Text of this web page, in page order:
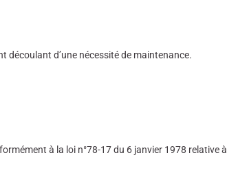
d’une nécessité de maintenance.
à la loi n°78-17 du 6 janvier 1978 relative à